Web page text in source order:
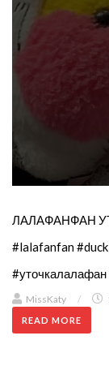
ЛАЛАФАНФАН
#lalafanfan
#уточкалалафан
MissKaty /
READ MORE